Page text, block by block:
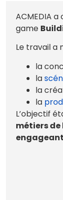
ACMEDIA
game
Le travail a
la
la
la
la
L’objectif
métiers